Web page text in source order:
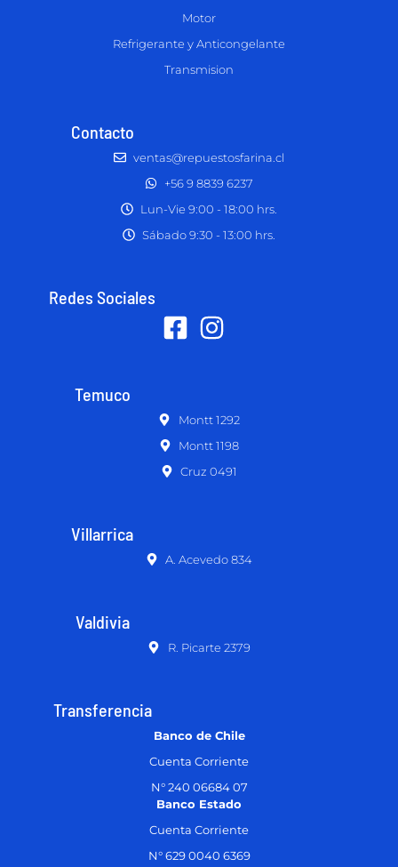
Motor
Refrigerante y Anticongelante
Transmision
Contacto
ventas@repuestosfarina.cl
+56 9 8839 6237
Lun-Vie 9:00 - 18:00 hrs.
Sábado 9:30 - 13:00 hrs.
Redes Sociales
Temuco
Montt 1292
Montt 1198
Cruz 0491
Villarrica
A. Acevedo 834
Valdivia
R. Picarte 2379
Transferencia
Banco de Chile
Cuenta Corriente
N° 240 06684 07
Banco Estado
Cuenta Corriente
N° 629 0040 6369